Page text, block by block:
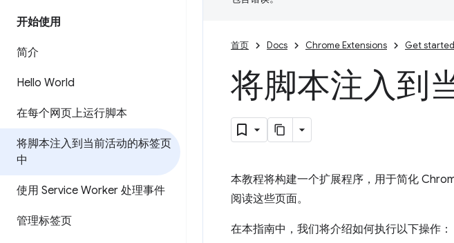
开始使用
简介
Hello World
在每个网页上运行脚本
将脚本注入到当前活动的标签页
中
使用 Service Worker 处理事件
管理标签页
首页 Docs Chrome Extensions Get started
将脚本注入到
本教程将构建一个扩展程序，用于简化
阅读这些页面。
在本指南中，我们将介绍如何执行以下操作：